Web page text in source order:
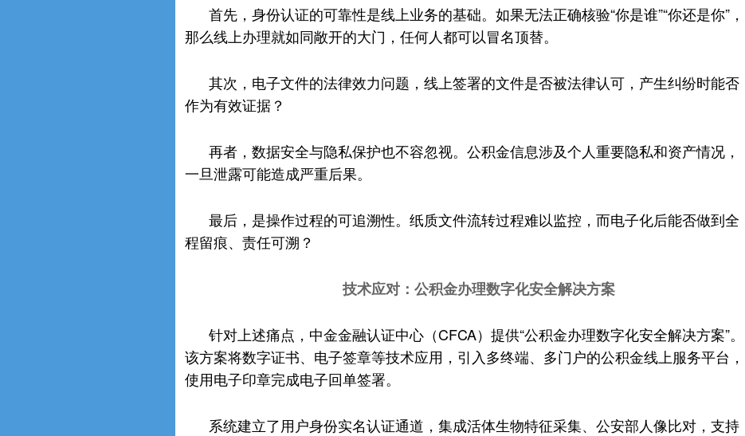
首先，身份认证的可靠性是线上业务的基础。如果无法正确核验“你是谁”“你还是你”，
那么线上办理就如同敞开的大门，任何人都可以冒名顶替。
其次，电子文件的法律效力问题，线上签署的文件是否被法律认可，产生纠纷时能否
作为有效证据？
再者，数据安全与隐私保护也不容忽视。公积金信息涉及个人重要隐私和资产情况，
一旦泄露可能造成严重后果。
最后，是操作过程的可追溯性。纸质文件流转过程难以监控，而电子化后能否做到全
程留痕、责任可溯？
技术应对：公积金办理数字化安全解决方案
针对上述痛点，中金金融认证中心（CFCA）提供“公积金办理数字化安全解决方案”。
该方案将数字证书、电子签章等技术应用，引入多终端、多门户的公积金线上服务平台，
使用电子印章完成电子回单签署。
系统建立了用户身份实名认证通道，集成活体生物特征采集、公安部人像比对，支持